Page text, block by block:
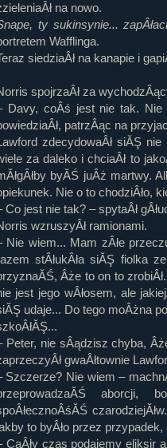
na nowo.
ty sukinsynie...
Wafflinga.
siedziaÂł na kanapie i
spojrzaÂł za
Davy, coÂś jest nie tak.
patrzÂąc na
zdecydowaÂł siĂŞ
za daleko i chciaÂł to
byĂŚ juÂż martwy.
Nie o to chodziÂło,
Co jest nie tak? – spytaÂł
wzruszyÂł ramionami.
Nie wiem... Mam zÂłe
stÂłukÂła siĂŞ fiolka
Âże to on to
jest jego wÂłosem, ale
udaje... Do tego moÂżna
Peter, nie sÂądzisz chyba,
gwaÂłtownie
Szczerze? Nie wiem –
aborcji,
to byÂło przez
CaÂły czas podajemy eliksir